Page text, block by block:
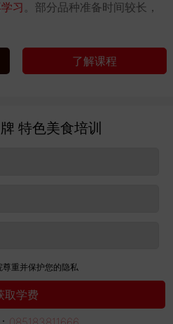
习 。部分品种准备时间较长，
了解课程
特色美食培训
尊重并保护您的隐私